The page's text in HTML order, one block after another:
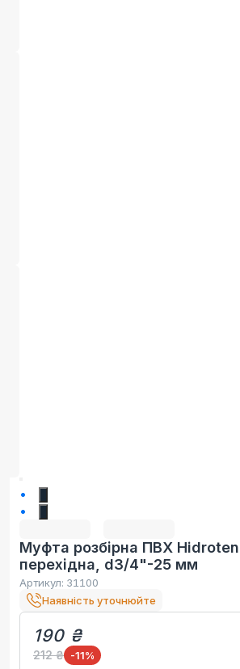
Муфта розбірна ПВХ
перехідна, d3/4"-25 мм
Артикул: 31100
Наявність уточнюйте
190 ₴
212 ₴ -11%